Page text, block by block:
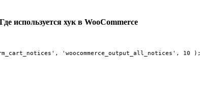
Где используется хук в WooCommerce
'woocommerce_output_all_notices', 10 );